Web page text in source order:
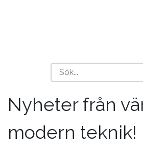
Nyheter från
modern teknik!